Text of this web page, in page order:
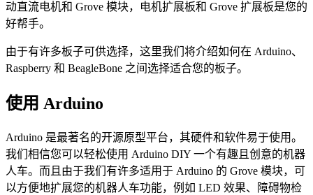
动直流电机和 Grove 模块，电机扩展板和 Grove 扩展板是您的
好帮手。
由于有许多板子可供选择，这里我们将介绍如何在 Arduino、
Raspberry 和 BeagleBone 之间选择适合您的板子。
使用 Arduino
Arduino 是最著名的开源原型平台，其硬件和软件易于使用。
我们相信您可以轻松使用 Arduino DIY 一个有趣且创意的机器
人车。而且由于我们有许多适用于 Arduino 的 Grove 模块，可
以方便地扩展您的机器人车功能，例如 LED 效果、障碍物检